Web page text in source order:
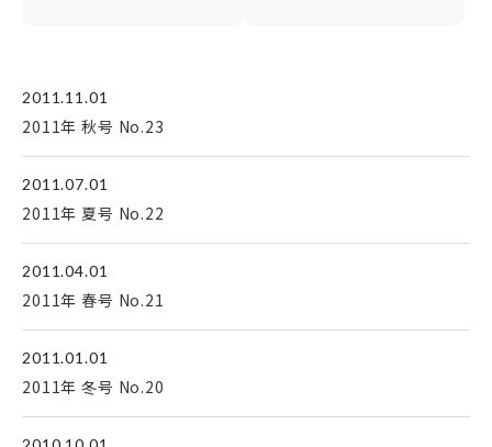
2011.11.01
2011年 秋号 No.23
2011.07.01
2011年 夏号 No.22
2011.04.01
2011年 春号 No.21
2011.01.01
2011年 冬号 No.20